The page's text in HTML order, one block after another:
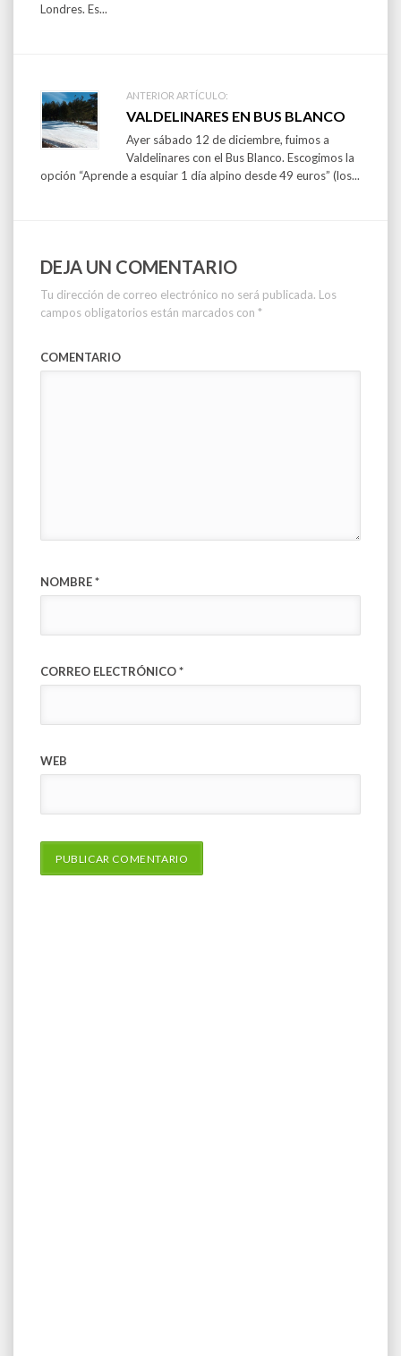
Londres. Es...
ANTERIOR ARTÍCULO:
VALDELINARES EN BUS BLANCO
Ayer sábado 12 de diciembre, fuimos a
Valdelinares con el Bus Blanco. Escogimos la
opción “Aprende a esquiar 1 día alpino desde 49 euros” (los...
DEJA UN COMENTARIO
Tu dirección de correo electrónico no será publicada. Los
campos obligatorios están marcados con *
COMENTARIO
NOMBRE*
CORREO ELECTRÓNICO*
WEB